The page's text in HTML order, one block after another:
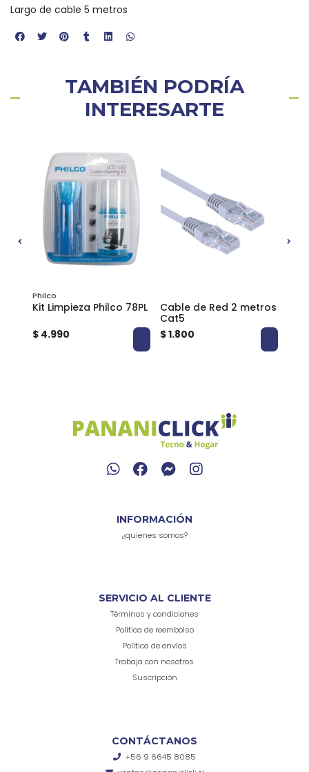
Largo de cable 5 metros
TAMBIÉN PODRÍA
INTERESARTE
Philco
Kit Limpieza Philco 78PL
$ 4.990
Cable de Red 2 metros
Cat5
$ 1.800
INFORMACIÓN
¿quienes somos?
SERVICIO AL CLIENTE
Términos y condiciones
Política de reembolso
Política de envíos
Trabaja con nosotros
Suscripción
CONTÁCTANOS
+56 9 6645 8085